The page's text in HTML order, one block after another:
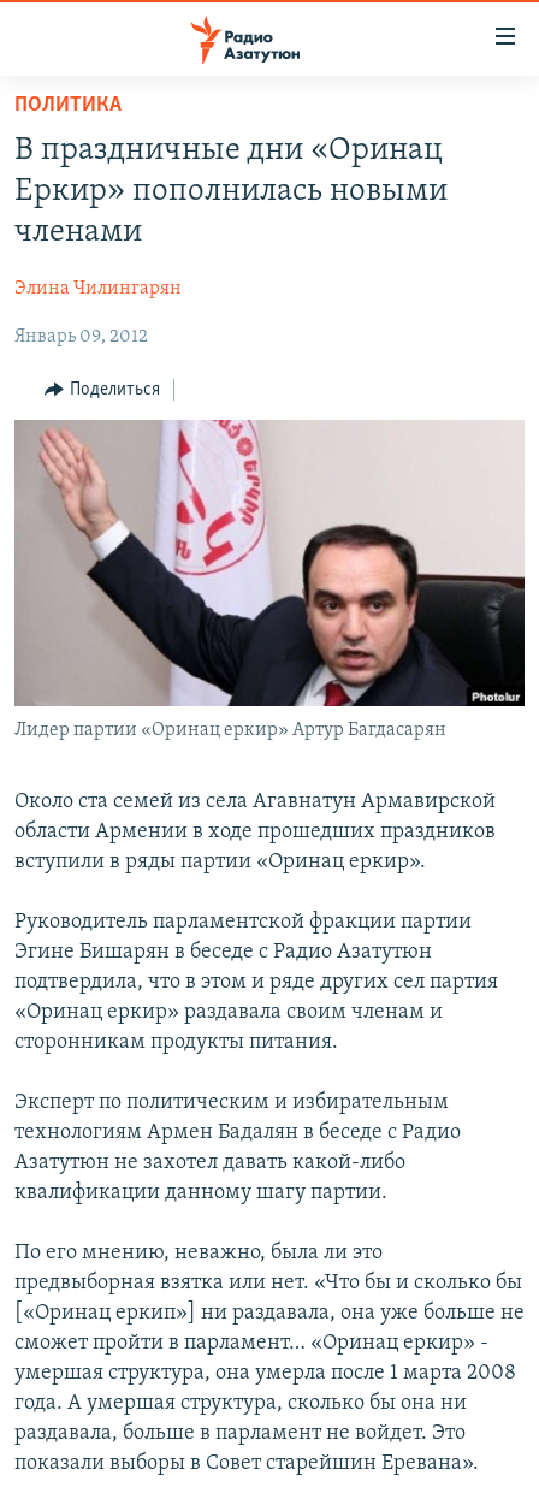
Перейти
основному
содержанию
Перейти
основной
Перейти
поиску
НОВОСТИ
ПОЛИТИКА
ЭКОНОМИКА
РЕГИОН
НАГОРНЫЙ КАРАБАХ
КУЛЬТУРА
СПОРТ
АРХИВ
Հայերեն
Все сайты Радио Азатутюн
ПОЛИТИКА
В праздничные дни «Оринац
Еркир» пополнилась новыми
членами
Элина Чилингарян
Январь 09, 2012
Поделиться
Лидер партии «Оринац еркир» Артур Багдасарян
Около ста семей из села Агавнатун Армавирской
области Армении в ходе прошедших праздников
вступили в ряды партии «Оринац еркир».
Руководитель парламентской фракции партии
Эгине Бишарян в беседе с Радио Азатутюн
подтвердила, что в этом и ряде других сел партия
«Оринац еркир» раздавала своим членам и
сторонникам продукты питания.
Эксперт по политическим и избирательным
технологиям Армен Бадалян в беседе с Радио
Азатутюн не захотел давать какой-либо
квалификации данному шагу партии.
По его мнению, неважно, была ли это
предвыборная взятка или нет. «Что бы и сколько бы
[«Оринац еркип»] ни раздавала, она уже больше не
сможет пройти в парламент… «Оринац еркир» -
умершая структура, она умерла после 1 марта 2008
года. А умершая структура, сколько бы она ни
раздавала, больше в парламент не войдет. Это
показали выборы в Совет старейшин Еревана».